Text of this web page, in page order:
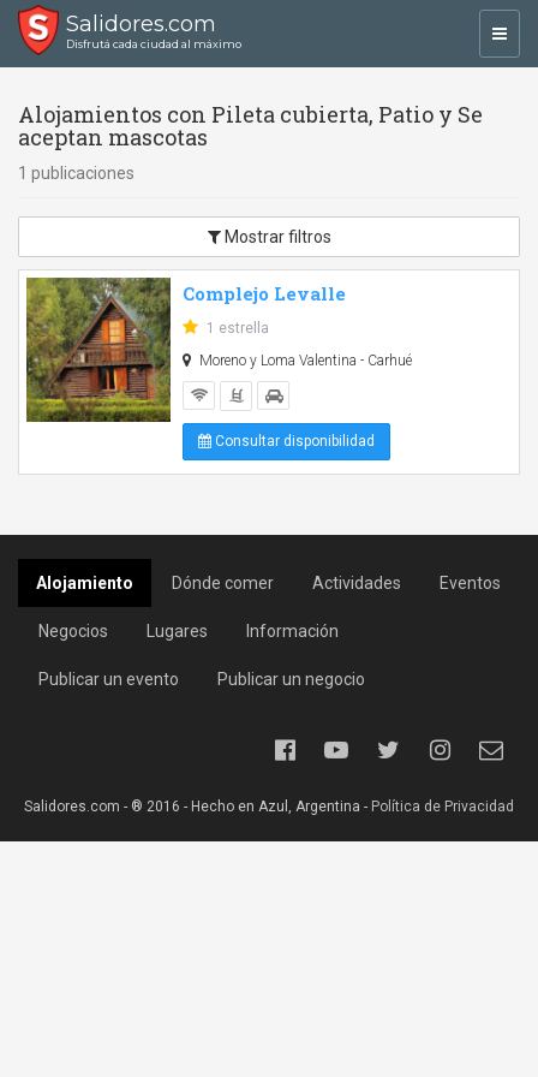
Salidores.com
Disfrutá cada ciudad al máximo
Alojamientos con Pileta cubierta, Patio y Se
aceptan mascotas
1 publicaciones
Mostrar filtros
Complejo Levalle
1 estrella
Moreno y Loma Valentina - Carhué
Consultar disponibilidad
Alojamiento Dónde comer Actividades Eventos
Negocios Lugares Información
Publicar un evento Publicar un negocio
Salidores.com - ® 2016 - Hecho en Azul, Argentina - Política de Privacidad